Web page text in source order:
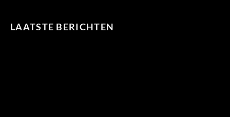
LAATSTE BERICHTEN